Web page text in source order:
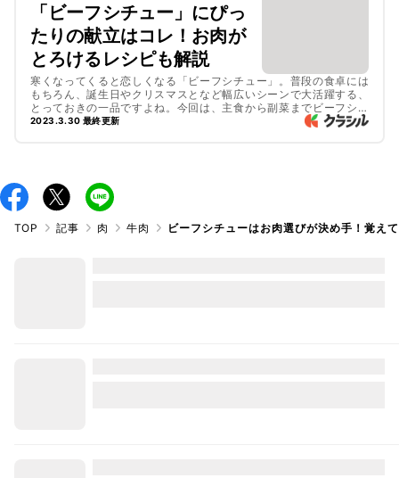
「ビーフシチュー」にぴっ
たりの献立はコレ！お肉が
とろけるレシピも解説
寒くなってくると恋しくなる「ビーフシチュー」。普段の食卓には
もちろん、誕生日やクリスマスとなど幅広いシーンで大活躍する、
とっておきの一品ですよね。今回は、主食から副菜までビーフシチ
ューにぴったりな献立レシピをご紹介します。ビーフシチューを煮
2023.3.30 最終更新
TOP 記事 肉 牛肉 ビーフシチューはお肉選びが決め手！覚え